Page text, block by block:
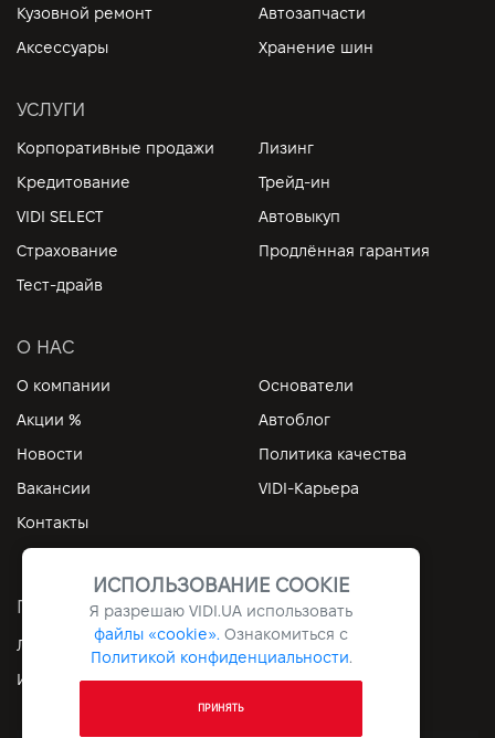
Кузовной ремонт
Автозапчасти
Аксессуары
Хранение шин
УСЛУГИ
Корпоративные продажи
Лизинг
Кредитование
Трейд-ин
VIDI SELECT
Автовыкуп
Страхование
Продлённая гарантия
Тест-драйв
О НАС
О компании
Основатели
Акции %
Автоблог
Новости
Политика качества
Вакансии
VIDI-Карьера
Контакты
ПОЛЕЗНЫЕ ССЫЛКИ
Личный кабинет
Контакты
Информация
Архив
ИСПОЛЬЗОВАНИЕ COOKIE
Я разрешаю VIDI.UA использовать
файлы «cookie». Ознакомиться с
Политикой конфиденциальности.
ПРИНЯТЬ